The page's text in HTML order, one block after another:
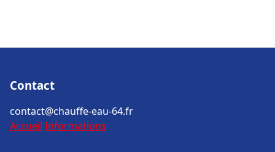
Contact
contact@chauffe-eau-64.fr
Accueil Informations